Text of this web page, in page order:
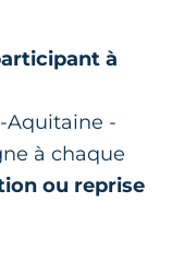
à
Aquitaine -
à chaque
ou reprise